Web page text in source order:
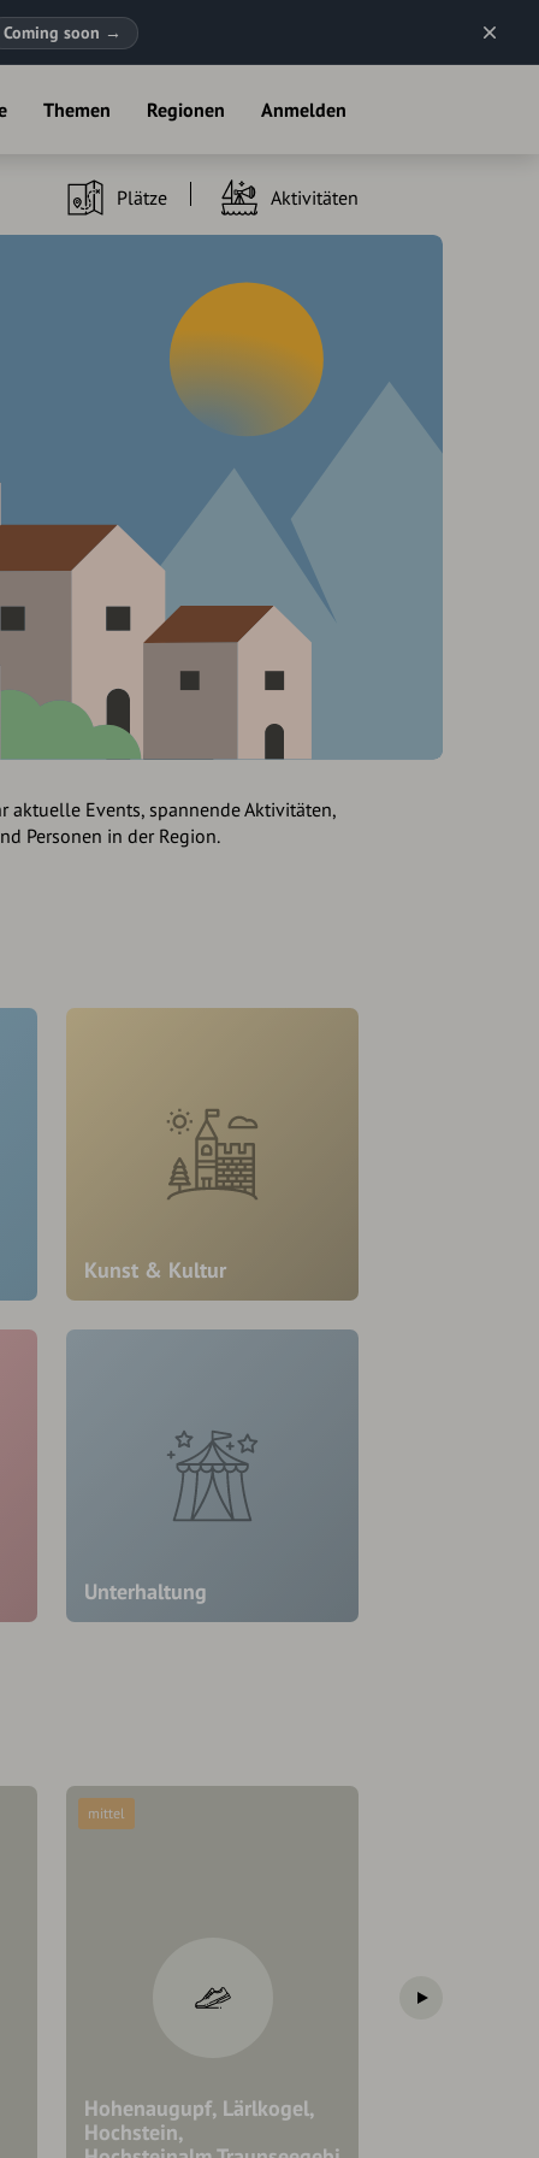
Coming soon →
Themen Regionen Anmelden
Plätze Aktivitäten
aktuelle Events, spannende Aktivitäten,
Personen in der Region.
Kunst & Kultur
Unterhaltung
Hohenaugupf, Lärlkogel,
Hochstein,
mittel